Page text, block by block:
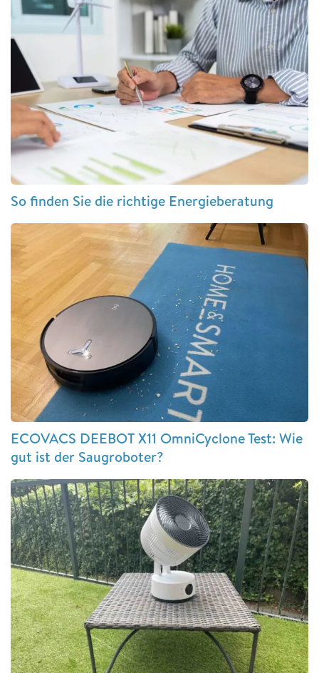
So finden Sie die richtige Energieberatung
ECOVACS DEEBOT X11 OmniCyclone Test: Wie
gut ist der Saugroboter?